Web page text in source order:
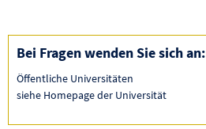
Bei Fragen wenden Sie sich an:
Öffentliche Universitäten
siehe Homepage der Universität